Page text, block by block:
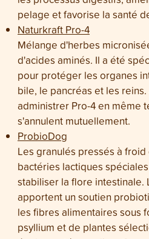
pelage et favorise la santé
Naturkraft Pro-4
Mélange d'herbes
d'acides aminés. Il a été
pour protéger les organes
bile, le pancréas et les
administrer Pro-4 en même
s'annulent mutuellement.
ProbioDog
Les granulés pressés à
bactéries lactiques
stabiliser la flore intestinale.
apportent un soutien
les fibres alimentaires sous
psyllium et de plantes